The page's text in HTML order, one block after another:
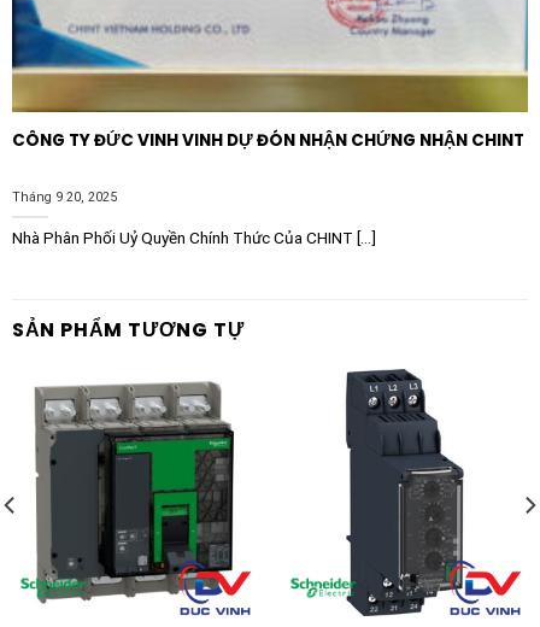
CÔNG TY ĐỨC VINH VINH DỰ ĐÓN NHẬN CHỨNG NHẬN CHINT
Tháng 9 20, 2025
Nhà Phân Phối Uỷ Quyền Chính Thức Của CHINT [...]
SẢN PHẨM TƯƠNG TỰ